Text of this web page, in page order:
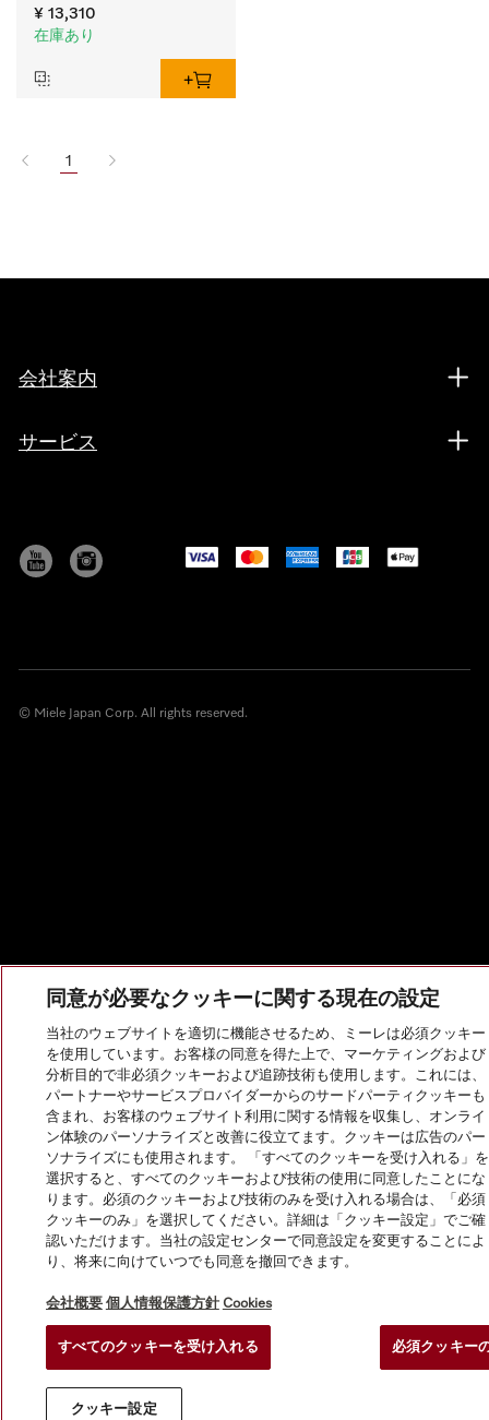
¥ 13,310
在庫あり
1
会社案内
サービス
© Miele Japan Corp. All rights reserved.
同意が必要なクッキーに関する現在の設定
当社のウェブサイトを適切に機能させるため、ミーレは必須クッキー
を使用しています。お客様の同意を得た上で、マーケティングおよび
分析目的で非必須クッキーおよび追跡技術も使用します。これには、
パートナーやサービスプロバイダーからのサードパーティクッキーも
含まれ、お客様のウェブサイト利用に関する情報を収集し、オンライ
ン体験のパーソナライズと改善に役立てます。クッキーは広告のパー
ソナライズにも使用されます。 「すべてのクッキーを受け入れる」を
選択すると、すべてのクッキーおよび技術の使用に同意したことにな
ります。必須のクッキーおよび技術のみを受け入れる場合は、「必須
クッキーのみ」を選択してください。詳細は「クッキー設定」でご確
認いただけます。当社の設定センターで同意設定を変更することによ
り、将来に向けていつでも同意を撤回できます。
会社概要 個人情報保護方針 Cookies
すべてのクッキーを受け入れる 必須クッキー
クッキー設定